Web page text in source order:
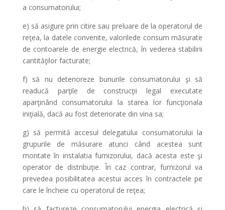
a consumatorului;
e) să asigure prin citire sau preluare de la operatorul de
reţea, la datele convenite, valorilede consum măsurate
de contoarele de energie electrică, în vederea stabilirii
cantităţilor facturate;
f) să nu deterioreze bunurile consumatorului şi să
readucă parţile de construcţii legal executate
aparţinând consumatorului la starea lor funcţionala
iniţială, dacă au fost deteriorate din vina sa;
g) să permită accesul delegatului consumatorului la
grupurile de măsurare atunci când acestea sunt
montate în instalatia furnizorului, dacă acesta este şi
operator de distribuţie. În caz contrar, furnizorul va
prevedea posibilitatea acestui acces în contractele pe
care le încheie cu operatorul de reţea;